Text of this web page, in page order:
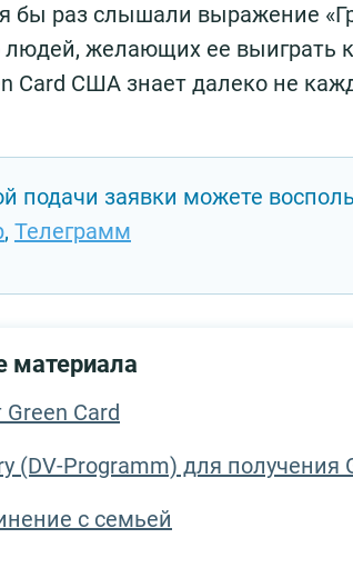
бы раз слышали выражение
людей, желающих ее выиграть
Card США знает далеко не
подачи заявки можете
, Телеграмм
материала
Card
(DV-Programm) для получения
с семьей